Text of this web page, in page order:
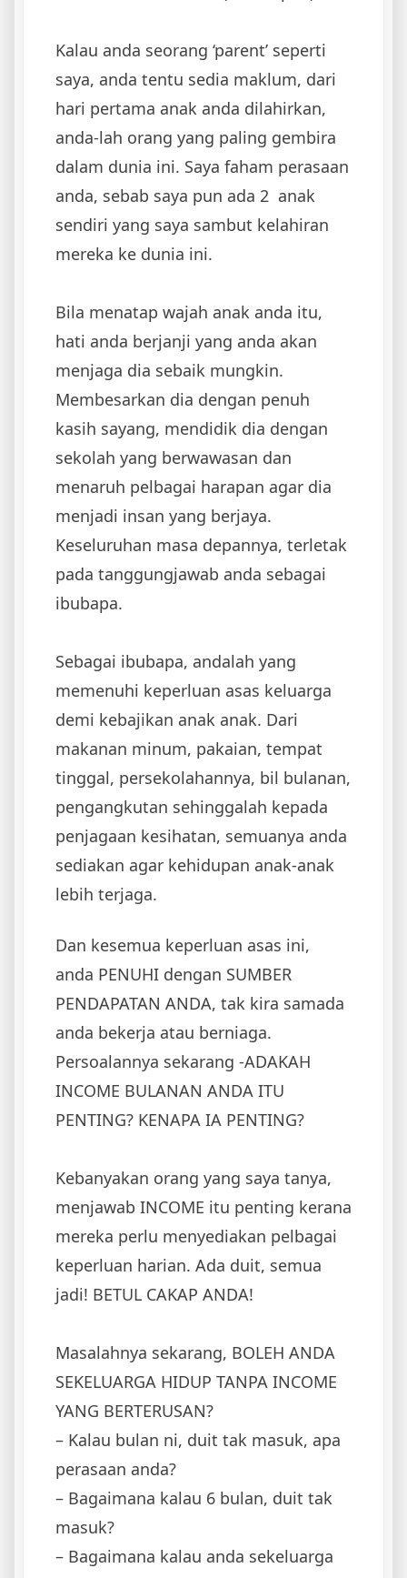
Kalau anda seorang ‘parent’ seperti
saya, anda tentu sedia maklum, dari
hari pertama anak anda dilahirkan,
anda-lah orang yang paling gembira
dalam dunia ini. Saya faham perasaan
anda, sebab saya pun ada 2 anak
sendiri yang saya sambut kelahiran
mereka ke dunia ini.
Bila menatap wajah anak anda itu,
hati anda berjanji yang anda akan
menjaga dia sebaik mungkin.
Membesarkan dia dengan penuh
kasih sayang, mendidik dia dengan
sekolah yang berwawasan dan
menaruh pelbagai harapan agar dia
menjadi insan yang berjaya.
Keseluruhan masa depannya, terletak
pada tanggungjawab anda sebagai
ibubapa.
Sebagai ibubapa, andalah yang
memenuhi keperluan asas keluarga
demi kebajikan anak anak. Dari
makanan minum, pakaian, tempat
tinggal, persekolahannya, bil bulanan,
pengangkutan sehinggalah kepada
penjagaan kesihatan, semuanya anda
sediakan agar kehidupan anak-anak
lebih terjaga.
Dan kesemua keperluan asas ini,
anda PENUHI dengan SUMBER
PENDAPATAN ANDA, tak kira samada
anda bekerja atau berniaga.
Persoalannya sekarang -ADAKAH
INCOME BULANAN ANDA ITU
PENTING? KENAPA IA PENTING?
Kebanyakan orang yang saya tanya,
menjawab INCOME itu penting kerana
mereka perlu menyediakan pelbagai
keperluan harian. Ada duit, semua
jadi! BETUL CAKAP ANDA!
Masalahnya sekarang, BOLEH ANDA
SEKELUARGA HIDUP TANPA INCOME
YANG BERTERUSAN?
– Kalau bulan ni, duit tak masuk, apa
perasaan anda?
– Bagaimana kalau 6 bulan, duit tak
masuk?
– Bagaimana kalau anda sekeluarga